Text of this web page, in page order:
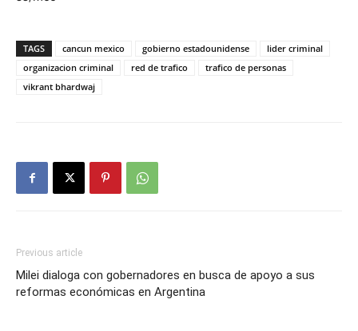
TAGS cancun mexico gobierno estadounidense
lider criminal
organizacion criminal
red de trafico
trafico de personas
vikrant bhardwaj
Previous article
Milei dialoga con gobernadores en busca de apoyo a sus
reformas económicas en Argentina